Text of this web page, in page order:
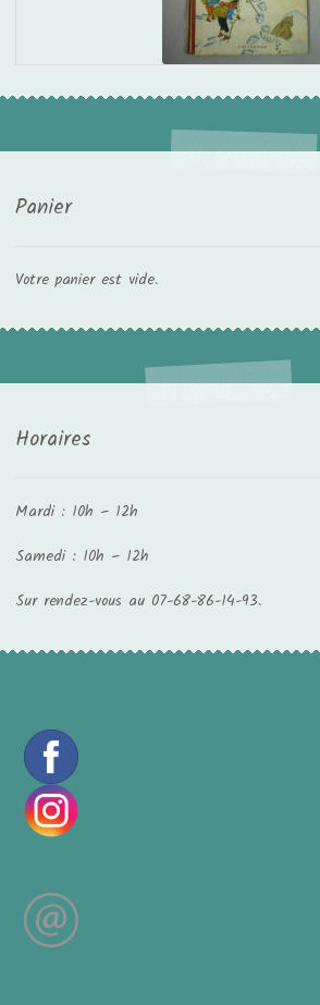
Panier
Votre panier est vide.
Horaires
Mardi : 10h – 12h
Samedi : 10h – 12h
Sur rendez-vous au 07-68-86-14-93.